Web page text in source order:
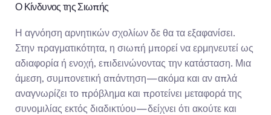
Ο Κίνδυνος της Σιωπής
Η αγνόηση αρνητικών σχολίων δε θα τα εξαφανίσει.
Στην πραγματικότητα, η σιωπή μπορεί να ερμηνευτεί ως
αδιαφορία ή ενοχή, επιδεινώνοντας την κατάσταση. Μια
άμεση, συμπονετική απάντηση—ακόμα και αν απλά
αναγνωρίζει το πρόβλημα και προτείνει μεταφορά της
συνομιλίας εκτός διαδικτύου—δείχνει ότι ακούτε και